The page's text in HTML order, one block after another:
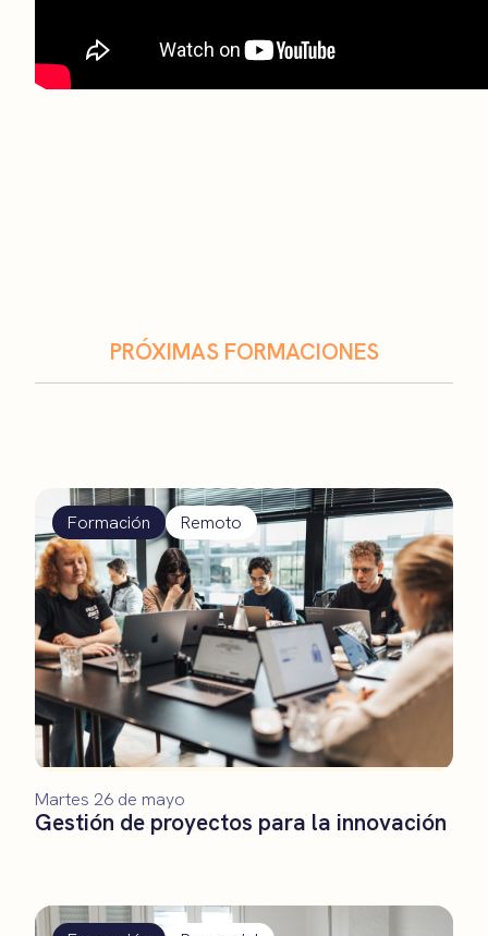
PRÓXIMAS FORMACIONES
Formación Remoto
Gestión de proyectos para la innovación
Martes 26 de mayo